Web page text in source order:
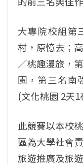
大專院校組第
村，原憶去；
／桃趣漫旅，
園，第三名南
(文化桃園 2天1
此競賽以本校
區為大學社會
旅遊推廣及旅